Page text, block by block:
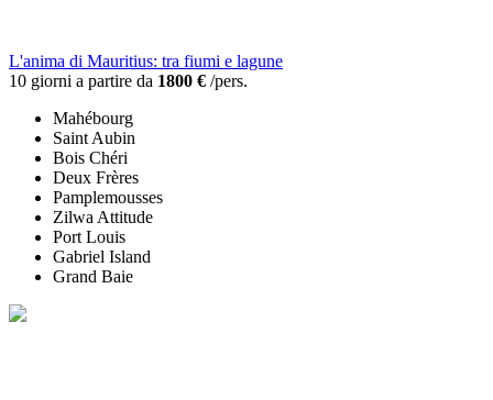
L'anima di Mauritius: tra fiumi e lagune
10 giorni a partire da 1800 € /pers.
Mahébourg
Saint Aubin
Bois Chéri
Deux Frères
Pamplemousses
Zilwa Attitude
Port Louis
Gabriel Island
Grand Baie